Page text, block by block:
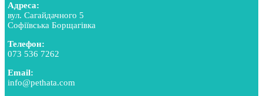
Адреса:
вул. Сагайдачного 5
Софіївська Борщагівка
Телефон:
073 536 7262
Email:
info@pethata.com